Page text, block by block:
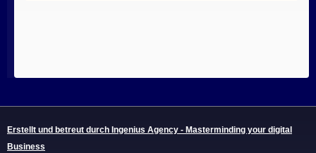
Erstellt und betreut durch Ingenius Agency - Masterminding your digital
Business